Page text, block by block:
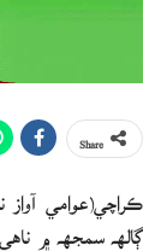
ڪراچي(عوامي
ڳالهه سمجهه ۾